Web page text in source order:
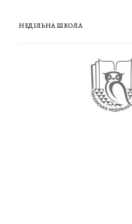
НЕДІЛЬНА ШКОЛА